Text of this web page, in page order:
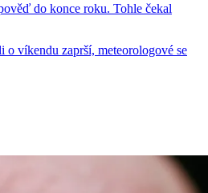
do konce roku. Tohle čekal
o víkendu zaprší, meteorologové se